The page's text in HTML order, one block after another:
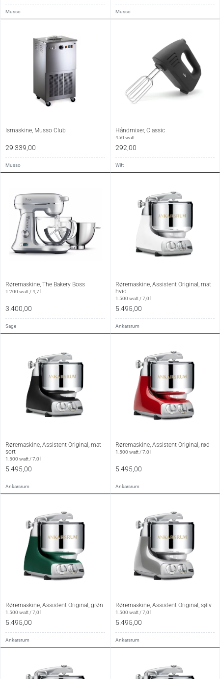
Musso Musso
Ismaskine, Musso Club
29.339,00
Musso
Håndmixer, Classic
450 watt
292,00
Witt
Røremaskine, The Bakery Boss
1.200 watt / 4,7 l
3.400,00
Sage
Røremaskine, Assistent Original, mat
hvid
1.500 watt / 7,0 l
5.495,00
Ankarsrum
Røremaskine, Assistent Original, mat
sort
1.500 watt / 7,0 l
5.495,00
Ankarsrum
Røremaskine, Assistent Original, rød
1.500 watt / 7,0 l
5.495,00
Ankarsrum
Røremaskine, Assistent Original, grøn
1.500 watt / 7,0 l
5.495,00
Ankarsrum
Røremaskine, Assistent Original, sølv
1.500 watt / 7,0 l
5.495,00
Ankarsrum